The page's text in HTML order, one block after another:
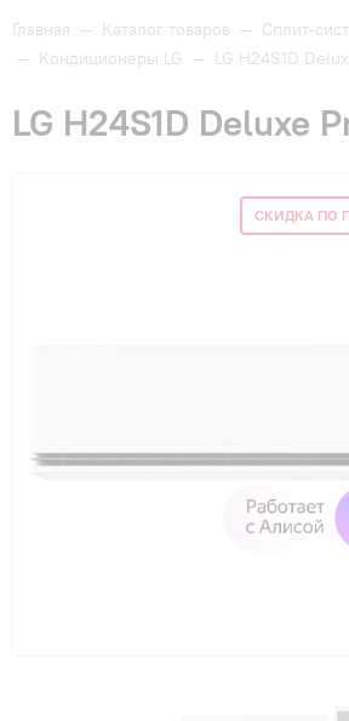
Как купить
Главная — Каталог товаров — Сплит-
— Кондиционеры LG — LG H24S1D
LG H24S1D Deluxe
СКИДКА ПО